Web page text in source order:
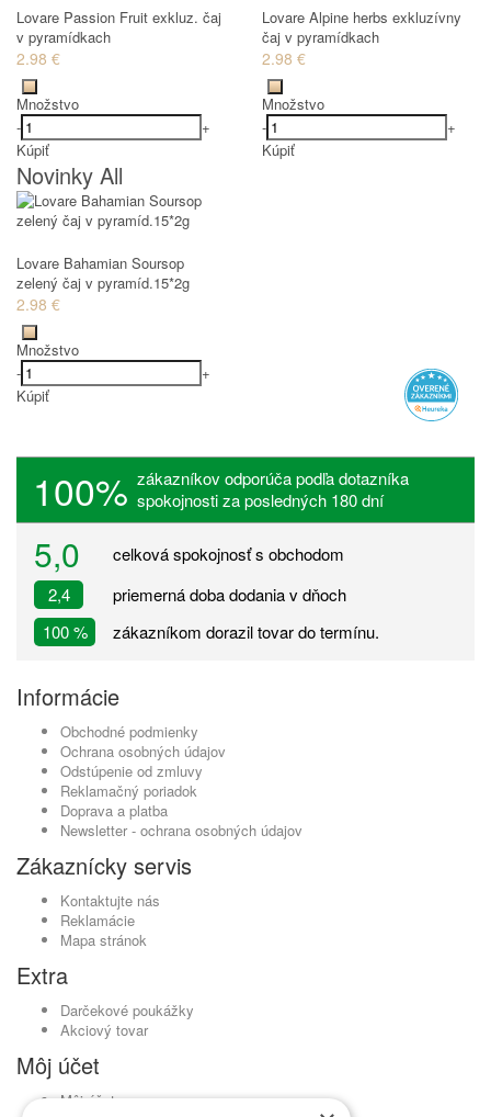
Lovare Passion Fruit exkluz. čaj
v pyramídkach
2.98 €
Množstvo
-
+
Kúpiť
Lovare Alpine herbs exkluzívny
čaj v pyramídkach
2.98 €
Množstvo
-
+
Kúpiť
Novinky All
Lovare Bahamian Soursop
zelený čaj v pyramíd.15*2g
2.98 €
Množstvo
-
+
Kúpiť
100% zákazníkov odporúča podľa dotazníka
spokojnosti za posledných 180 dní
5,0
celková spokojnosť s obchodom
2,4
priemerná doba dodania v dňoch
100 %
zákazníkom dorazil tovar do termínu.
Informácie
Obchodné podmienky
Ochrana osobných údajov
Odstúpenie od zmluvy
Reklamačný poriadok
Doprava a platba
Newsletter - ochrana osobných údajov
Zákaznícky servis
Kontaktujte nás
Reklamácie
Mapa stránok
Extra
Darčekové poukážky
Akciový tovar
Môj účet
Môj účet